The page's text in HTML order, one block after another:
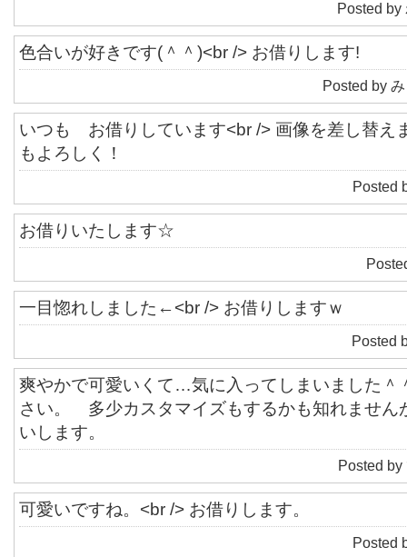
Posted by
色合いが好きです(＾＾)<br /> お借りします!
Posted by
いつも お借りしています<br /> 画像を差し替え
もよろしく！
Posted
お借りいたします☆
一目惚れしました←<br /> お借りしますｗ
Posted
爽やかで可愛いくて…気に入ってしまいました
さい。 多少カスタマイズもするかも知れません
いします。
Posted by
可愛いですね。<br /> お借りします。
Posted